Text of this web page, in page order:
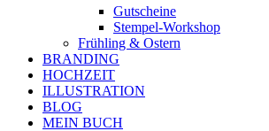
Gutscheine
Stempel-Workshop
Frühling & Ostern
BRANDING
HOCHZEIT
ILLUSTRATION
BLOG
MEIN BUCH